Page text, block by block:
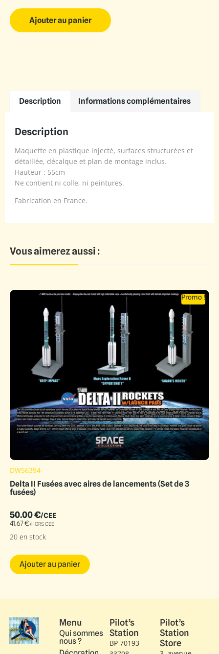
Ajouter au panier
Description Informations complémentaires
Description
Maquette en plastique injecté, surfaces structurées et
détaillée, décalque et plan de montage inclus.
Hauteur : 55cm
Ne contient ni colle, ni peintures.
Fabrication en France.
Vous aimerez aussi :
Promo !
DW56394
Delta II Fusées avec aires de lancements (Set de 3
fusées)
50.00€/CEE
41.67€/HORS CEE
20 en stock
Ajouter au panier
Menu
Qui sommes
nous ?
Pilot’s
Station
BP 70193
Pilot’s
Station
Store